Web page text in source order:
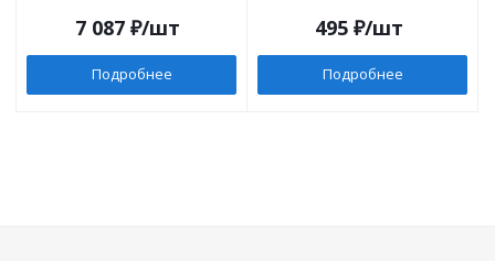
7 087 ₽/шт
Подробнее
495₽/шт
Подробнее